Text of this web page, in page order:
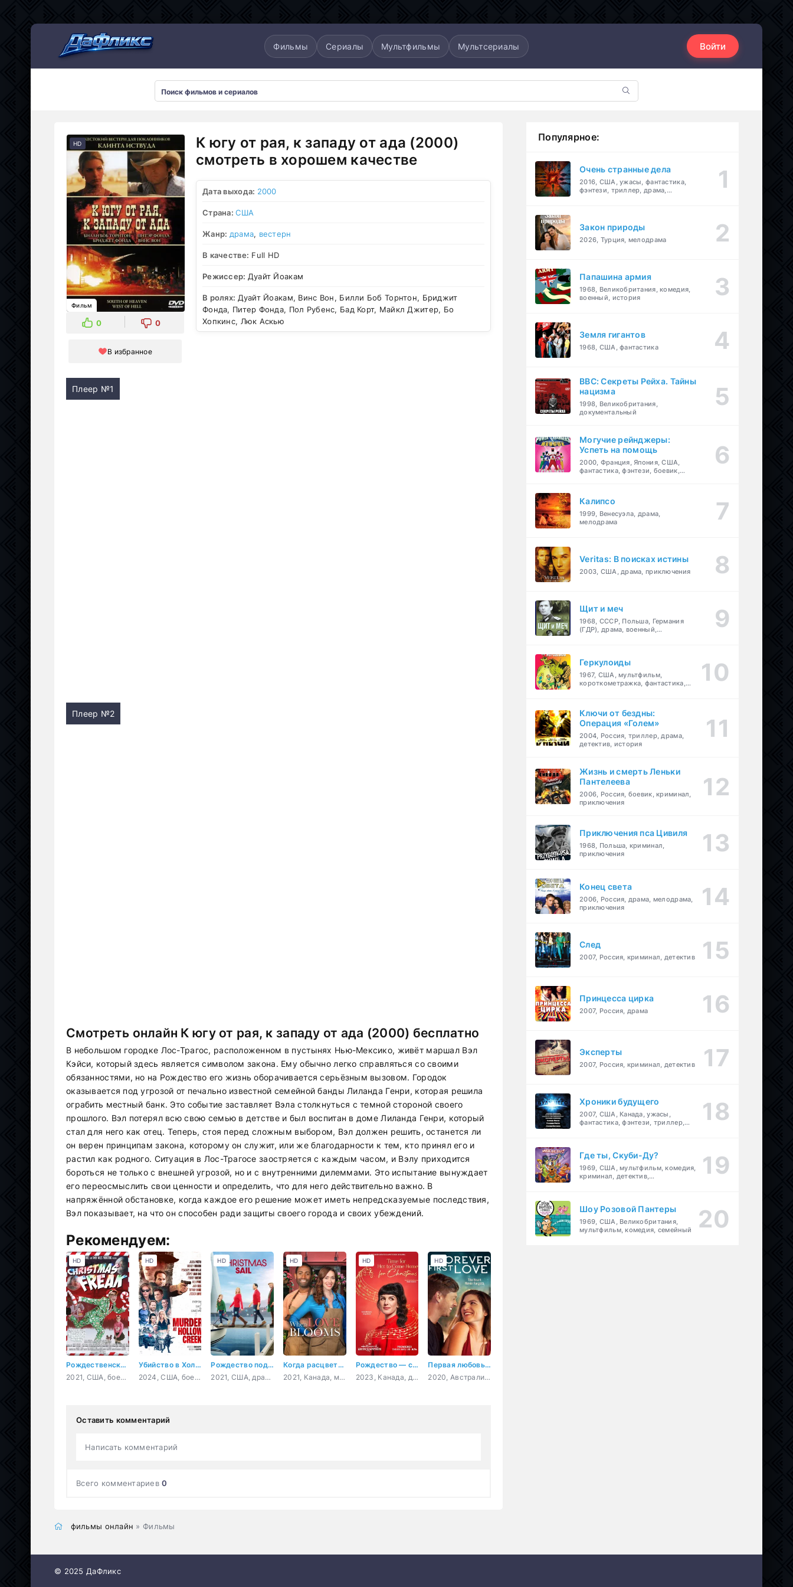
Фильмы Сериалы Мультфильмы Мультсериалы Войти
HD
Фильм
0 0
В избранное
К югу от рая, к западу от ада (2000)
смотреть в хорошем качестве
Дата выхода: 2000
Страна:США
Жанр: драма, вестерн
В качестве: Full HD
Режиссер: Дуайт Йоакам
В ролях: Дуайт Йоакам, Винс Вон, Билли Боб Торнтон, Бриджит
Фонда, Питер Фонда, Пол Рубенс, Бад Корт, Майкл Джитер, Бо
Хопкинс, Люк Аскью
Плеер №1
Плеер №2
Смотреть онлайн К югу от рая, к западу от ада (2000) бесплатно
В небольшом городке Лос-Трагос, расположенном в пустынях Нью-Мексико, живёт маршал Вэл
Кэйси, который здесь является символом закона. Ему обычно легко справляться со своими
обязанностями, но на Рождество его жизнь оборачивается серьёзным вызовом. Городок
оказывается под угрозой от печально известной семейной банды Лиланда Генри, которая решила
ограбить местный банк. Это событие заставляет Вэла столкнуться с темной стороной своего
прошлого. Вэл потерял всю свою семью в детстве и был воспитан в доме Лиланда Генри, который
стал для него как отец. Теперь, стоя перед сложным выбором, Вэл должен решить, останется ли
он верен принципам закона, которому он служит, или же благодарности к тем, кто принял его и
растил как родного. Ситуация в Лос-Трагосе заостряется с каждым часом, и Вэлу приходится
бороться не только с внешней угрозой, но и с внутренними дилеммами. Это испытание вынуждает
его переосмыслить свои ценности и определить, что для него действительно важно. В
напряжённой обстановке, когда каждое его решение может иметь непредсказуемые последствия,
Вэл показывает, на что он способен ради защиты своего города и своих убеждений.
Рекомендуем:
Рождественский чудак
2021, США, боевик, комедия
HD
Убийство в Холлоу Крик
2024, США, боевик, триллер, комедия
HD
Рождество под парусом
2021, США, драма, мелодрама
HD
Когда расцветает любовь
2021, Канада, мелодрама, комедия
HD
Рождество — самое время вернуться домой
2023, Канада, драма, мелодрама
HD
Первая любовь навсегда
2020, Австралия, Филиппины, драма, мелодрама
HD
Оставить комментарий
Написать комментарий
Всего комментариев0
фильмы онлайн » Фильмы
Популярное:
Очень странные дела
2016, США, ужасы, фантастика,
фэнтези, триллер, драма,
Закон природы
2026, Турция, мелодрама
Папашина армия
1968, Великобритания, комедия,
военный, история
Земля гигантов
1968, США, фантастика
BBC: Секреты Рейха. Тайны
нацизма
1998, Великобритания,
документальный
Могучие рейнджеры:
Успеть на помощь
2000, Франция, Япония, США,
фантастика, фэнтези, боевик,
Калипсо
1999, Венесуэла, драма,
мелодрама
Veritas: В поисках истины
2003, США, драма, приключения
Щит и меч
1968, СССР, Польша, Германия
(ГДР), драма, военный,
Геркулоиды
1967, США, мультфильм,
короткометражка, фантастика,
Ключи от бездны:
Операция «Голем»
2004, Россия, триллер, драма,
детектив, история
Жизнь и смерть Леньки
Пантелеева
2006, Россия, боевик, криминал,
приключения
Приключения пса Цивиля
1968, Польша, криминал,
приключения
Конец света
2006, Россия, драма, мелодрама,
приключения
След
2007, Россия, криминал, детектив
Принцесса цирка
2007, Россия, драма
Эксперты
2007, Россия, криминал, детектив
Хроники будущего
2007, США, Канада, ужасы,
фантастика, фэнтези, триллер,
Где ты, Скуби-Ду?
1969, США, мультфильм, комедия,
криминал, детектив,
Шоу Розовой Пантеры
1969, США, Великобритания,
мультфильм, комедия, семейный
© 2025 ДаФликс
Мультсериалы